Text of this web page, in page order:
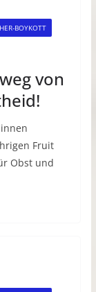
BOYKOTT
von
Fruit
Obst und